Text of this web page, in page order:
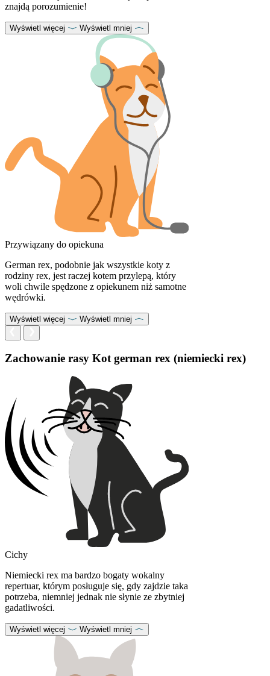
znajdą porozumienie!
Wyświetl więcej Wyświetl mniej
Przywiązany do opiekuna
German rex, podobnie jak wszystkie koty z
rodziny rex, jest raczej kotem przylepą, który
woli chwile spędzone z opiekunem niż samotne
wędrówki.
Wyświetl więcej Wyświetl mniej
Zachowanie rasy Kot german rex (niemiecki rex)
Cichy
Niemiecki rex ma bardzo bogaty wokalny
repertuar, którym posługuje się, gdy zajdzie taka
potrzeba, niemniej jednak nie słynie ze zbytniej
gadatliwości.
Wyświetl więcej Wyświetl mniej